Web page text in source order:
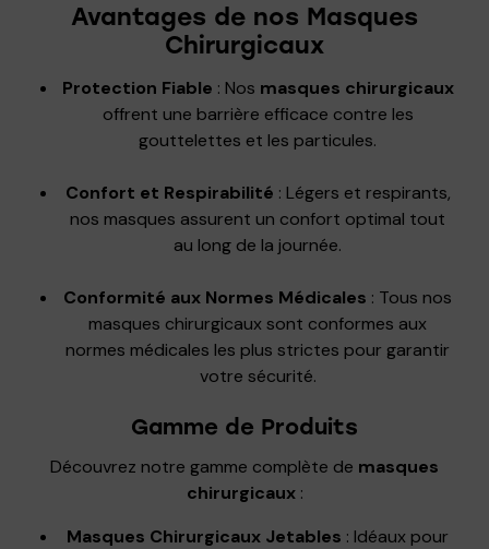
Avantages de nos Masques
Chirurgicaux
Protection Fiable : Nos masques chirurgicaux
offrent une barrière efficace contre les
gouttelettes et les particules.
Confort et Respirabilité : Légers et respirants,
nos masques assurent un confort optimal tout
au long de la journée.
Conformité aux Normes Médicales : Tous nos
masques chirurgicaux sont conformes aux
normes médicales les plus strictes pour garantir
votre sécurité.
Gamme de Produits
Découvrez notre gamme complète de masques
chirurgicaux:
Masques Chirurgicaux Jetables : Idéaux pour